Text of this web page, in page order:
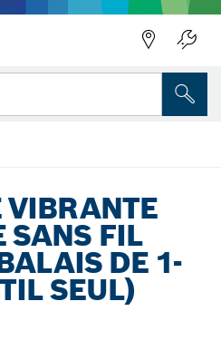
VIBRANTE
SANS FIL
DE 1-
SEUL)